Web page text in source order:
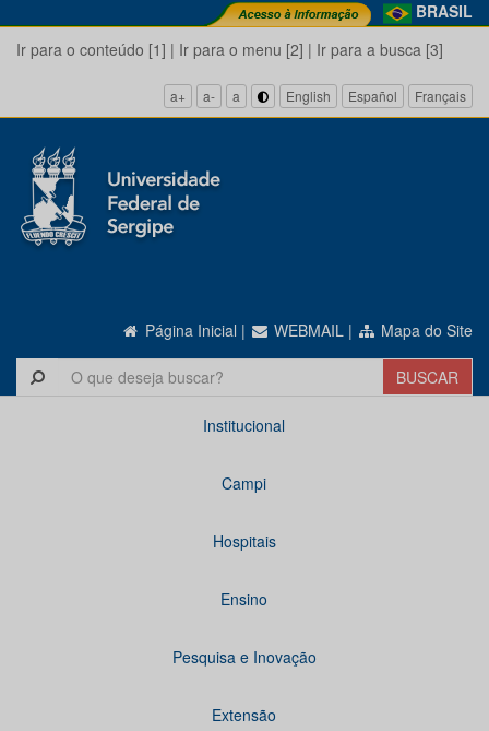
BRASIL
Ir para o conteúdo [1] | Ir para o menu [2] | Ir para a busca [3]
a+ a- a English Español Français
Página Inicial | WEBMAIL | Mapa do Site
Institucional
Campi
Hospitais
Ensino
Pesquisa e Inovação
Extensão